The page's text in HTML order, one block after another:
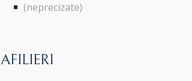
(neprecizate)
AFILIERI